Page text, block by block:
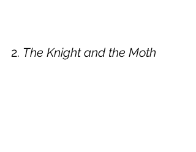
2. The Knight and the Moth